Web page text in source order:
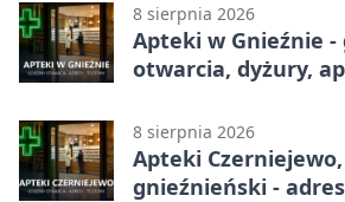
8 sierpnia 2026
Apteki w Gnieźnie -
otwarcia, dyżury,
8 sierpnia 2026
Apteki
gnieźnieński -